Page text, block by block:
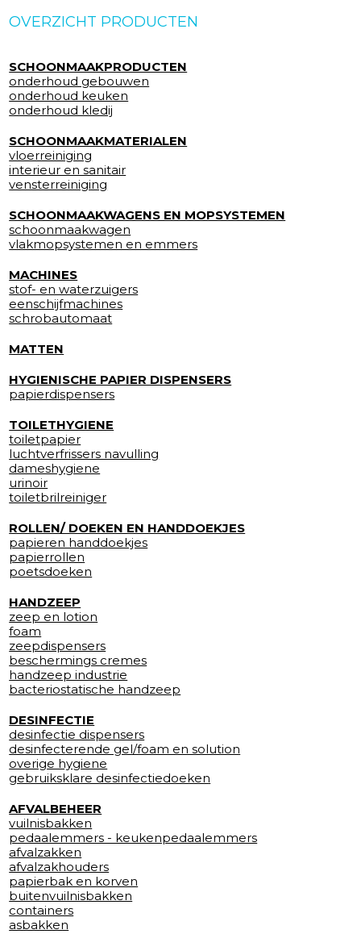
OVERZICHT PRODUCTEN
SCHOONMAAKPRODUCTEN
onderhoud gebouwen
onderhoud keuken
onderhoud kledij
SCHOONMAAKMATERIALEN
vloerreiniging
interieur en sanitair
vensterreiniging
SCHOONMAAKWAGENS EN MOPSYSTEMEN
schoonmaakwagen
vlakmopsystemen en emmers
MACHINES
stof- en waterzuigers
eenschijfmachines
schrobautomaat
MATTEN
HYGIENISCHE PAPIER DISPENSERS
papierdispensers
TOILETHYGIENE
toiletpapier
luchtverfrissers navulling
dameshygiene
urinoir
toiletbrilreiniger
ROLLEN/ DOEKEN EN HANDDOEKJES
papieren handdoekjes
papierrollen
poetsdoeken
HANDZEEP
zeep en lotion
foam
zeepdispensers
beschermings cremes
handzeep industrie
bacteriostatische handzeep
DESINFECTIE
desinfectie dispensers
desinfecterende gel/foam en solution
overige hygiene
gebruiksklare desinfectiedoeken
AFVALBEHEER
vuilnisbakken
pedaalemmers - keukenpedaalemmers
afvalzakken
afvalzakhouders
papierbak en korven
buitenvuilnisbakken
containers
asbakken